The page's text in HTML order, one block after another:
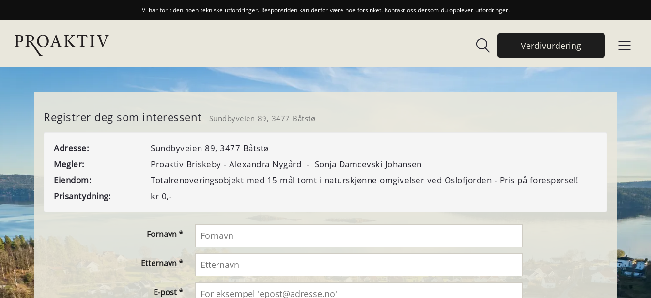
Vi har for tiden noen tekniske utfordringer. Responstiden kan derfor være noe forsinket. Kontakt ossdersom du opplever utfordringer.
Verdivurdering
Registrer deg som interessent Sundbyveien 89, 3477 Båtstø
Adresse:
Sundbyveien 89, 3477 Båtstø
Megler:
Proaktiv Briskeby -Alexandra Nygård - Sonja Damcevski Johansen
Eiendom:
Totalrenoveringsobjekt med 15 mål tomt i naturskjønne omgivelser ved Oslofjorden - Pris på forespørsel!
Prisantydning:
kr 0,-
Fornavn *
Etternavn *
E-post *